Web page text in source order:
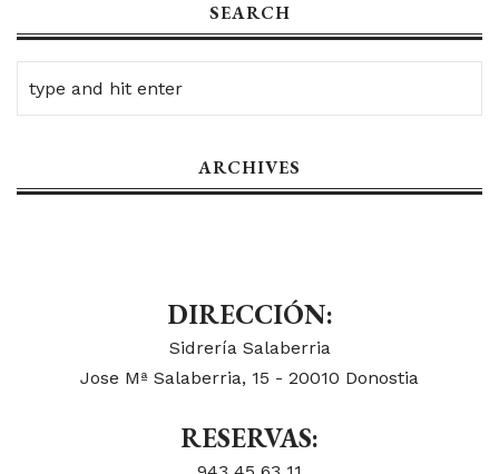
SEARCH
ARCHIVES
DIRECCIÓN:
Sidrería Salaberria
Jose Mª Salaberria, 15 - 20010 Donostia
RESERVAS: